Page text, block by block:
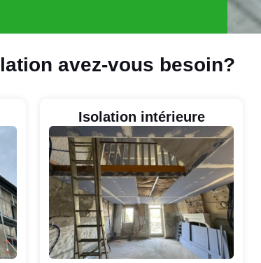
avez-vous besoin?
Isolation intérieure